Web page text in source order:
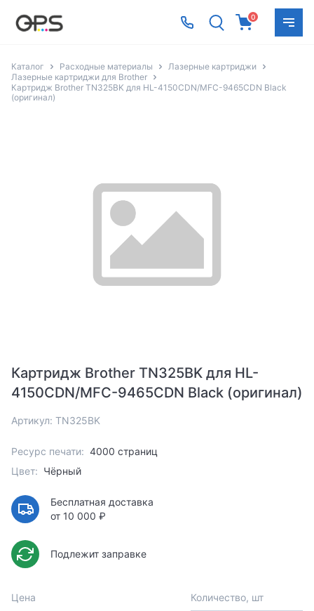
0
Каталог Расходные материалы
Лазерные картриджи
Лазерные картриджи для Brother
Картридж Brother TN325BK для HL-4150CDN/MFC-9465CDN Black
(оригинал)
Картридж Brother TN325BK для HL-
4150CDN/MFC-9465CDN Black (оригинал)
Артикул: TN325BK
Ресурс печати: 4000 страниц
Цвет: Чёрный
Бесплатная доставка
от 10 000 ₽
Подлежит заправке
Цена Количество, шт